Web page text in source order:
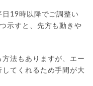
日19時以降でご調整い
示すと、先方も動きや
法もありますが、エー
てくれるため手間が大